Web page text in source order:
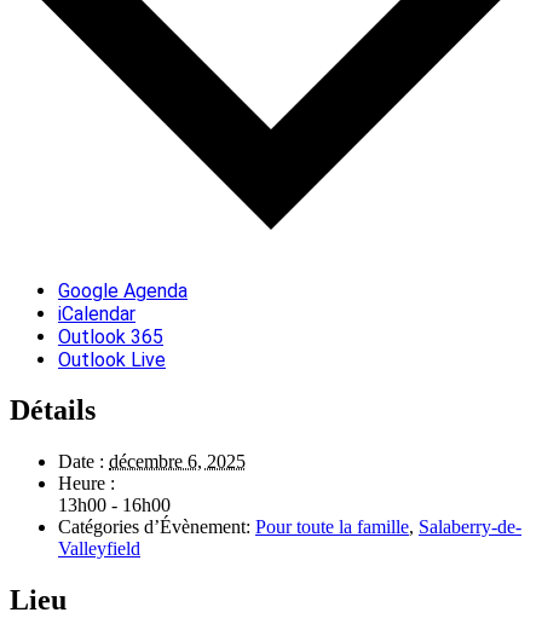
Google Agenda
iCalendar
Outlook 365
Outlook Live
Détails
Date : décembre 6, 2025
Heure :
13h00 - 16h00
Catégories d’Évènement: Pour toute la famille, Salaberry-de-
Valleyfield
Lieu